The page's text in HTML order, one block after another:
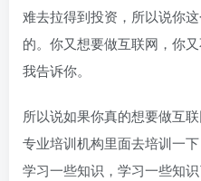
难去拉得到投资，所以说你
的。你又想要做互联网，你
我告诉你。
所以说如果你真的想要做互
专业培训机构里面去培训一
学习一些知识，学习一些知